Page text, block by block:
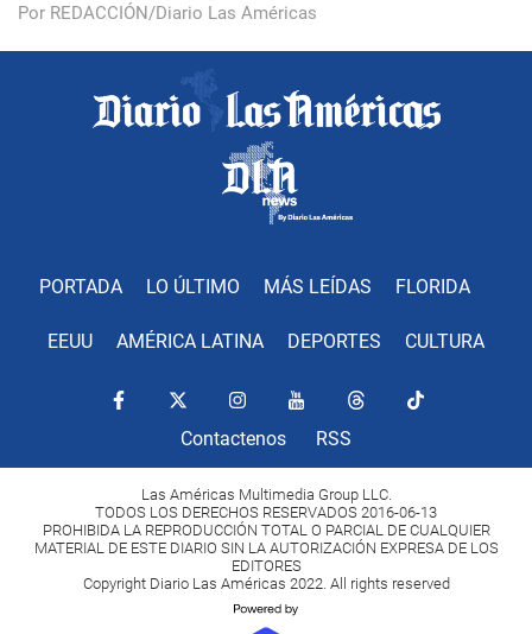
Por REDACCIÓN/Diario Las Américas
PORTADA LO ÚLTIMO MÁS LEÍDAS FLORIDA
EEUU AMÉRICA LATINA DEPORTES CULTURA
Contactenos RSS
Las Américas Multimedia Group LLC.
TODOS LOS DERECHOS RESERVADOS 2016-06-13
PROHIBIDA LA REPRODUCCIÓN TOTAL O PARCIAL DE CUALQUIER
MATERIAL DE ESTE DIARIO SIN LA AUTORIZACIÓN EXPRESA DE LOS
EDITORES
Copyright Diario Las Américas 2022. All rights reserved